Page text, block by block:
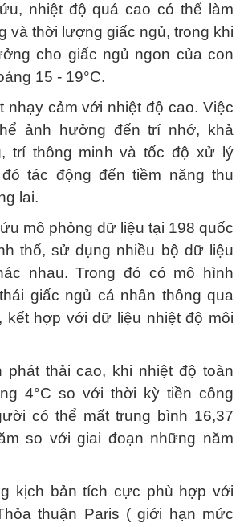
nhiệt độ quá cao có thể làm
và thời lượng giấc ngủ, trong khi
cho giấc ngủ ngon của con
15 - 19°C.
nhạy cảm với nhiệt độ cao. Việc
ảnh hưởng đến trí nhớ, khả
trí thông minh và tốc độ xử lý
tác động đến tiềm năng thu
lai.
mô phỏng dữ liệu tại 198 quốc
thổ, sử dụng nhiều bộ dữ liệu
nhau. Trong đó có mô hình
giấc ngủ cá nhân thông qua
kết hợp với dữ liệu nhiệt độ môi
phát thải cao, khi nhiệt độ toàn
4°C so với thời kỳ tiền công
có thể mất trung bình 16,37
so với giai đoạn những năm
kịch bản tích cực phù hợp với
thuận Paris ( giới hạn mức